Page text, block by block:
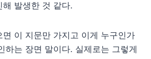
해 발생한 것 같다.
면 이 지문만 가지고 이게 누구인가
하는 장면 말이다. 실제로는 그렇게